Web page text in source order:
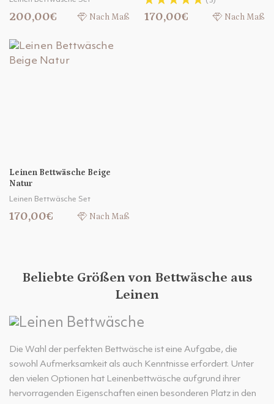
200,00€ Nach Maß 170,00€ Nach Maß
Leinen Bettwäsche Beige
Natur
Leinen Bettwäsche Set
170,00€ Nach Maß
Beliebte Größen von Bettwäsche aus
Leinen
Die Wahl der perfekten Bettwäsche ist eine Aufgabe, die
sowohl Aufmerksamkeit als auch Kenntnisse erfordert. Unter
den vielen Optionen hat Leinenbettwäsche aufgrund ihrer
hervorragenden Eigenschaften einen besonderen Platz in den